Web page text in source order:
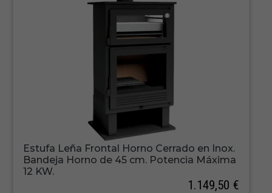
Estufa Leña Frontal Horno Cerrado en Inox.
Bandeja Horno de 45 cm. Potencia Máxima
12 KW.
1.149,50 €